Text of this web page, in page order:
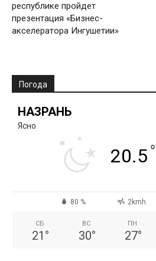
республике пройдет
презентация «Бизнес-
акселератора Ингушетии»
Погода
НАЗРАНЬ
Ясно
20.5°
80 % 2kmh
СБ
21 °
ВС
30°
ПН
27°